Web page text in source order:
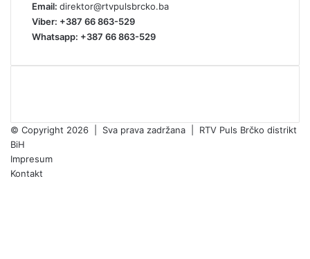
Email: direktor@rtvpulsbrcko.ba
Viber: +387 66 863-529
Whatsapp: +387 66 863-529
© Copyright 2026 | Sva prava zadržana | RTV Puls Brčko distrikt
BiH
Impresum
Kontakt